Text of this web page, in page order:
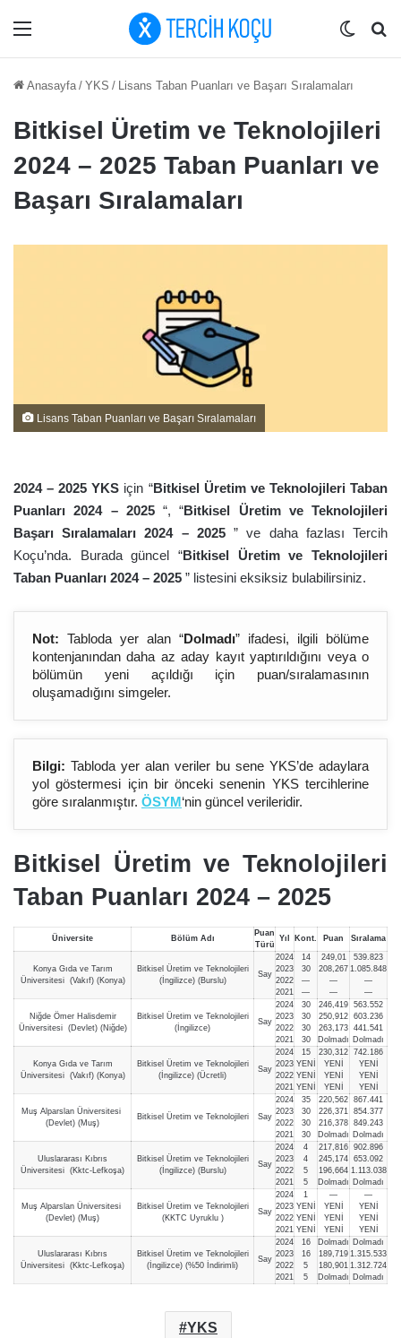
Menü Dış
Anasayfa / YKS / Lisans Taban Puanları ve Başarı Sıralamaları
Bitkisel Üretim ve Teknolojileri
2024 – 2025 Taban Puanları ve
Başarı Sıralamaları
Lisans Taban Puanları ve Başarı Sıralamaları
2024 – 2025 YKS için “Bitkisel Üretim ve Teknolojileri Taban
Puanları 2024 – 2025 “, “Bitkisel Üretim ve Teknolojileri
Başarı Sıralamaları 2024 – 2025 ” ve daha fazlası Tercih
Koçu’nda. Burada güncel “Bitkisel Üretim ve Teknolojileri
Taban Puanları 2024 – 2025 ” listesini eksiksiz bulabilirsiniz.
Not: Tabloda yer alan “Dolmadı” ifadesi, ilgili bölüme
kontenjanından daha az aday kayıt yaptırıldığını veya o
bölümün yeni açıldığı için puan/sıralamasının
oluşamadığını simgeler.
Bilgi: Tabloda yer alan veriler bu sene YKS’de adaylara
yol göstermesi için bir önceki senenin YKS tercihlerine
göre sıralanmıştır. ÖSYM‘nin güncel verileridir.
Bitkisel Üretim ve Teknolojileri
Taban Puanları 2024 – 2025
Üniversite Bölüm Adı
Puan
Türü
Yıl Kont. Puan Sıralama
Konya Gıda ve Tarım
Üniversitesi (Vakıf) (Konya)
Bitkisel Üretim ve Teknolojileri
(İngilizce) (Burslu)
Say
2024
2023
2022
2021
14
30
—
—
249,01
208,267
—
—
539.823
1.085.848
—
—
Niğde Ömer Halisdemir
Üniversitesi (Devlet) (Niğde)
Bitkisel Üretim ve Teknolojileri
(İngilizce)
Say
2024
2023
2022
2021
30
30
30
30
246,419
250,912
263,173
Dolmadı
563.552
603.236
441.541
Dolmadı
Konya Gıda ve Tarım
Üniversitesi (Vakıf) (Konya)
Bitkisel Üretim ve Teknolojileri
(İngilizce) (Ücretli)
Say
2024
2023
2022
2021
15
YENİ
YENİ
YENİ
230,312
YENİ
YENİ
YENİ
742.186
YENİ
YENİ
YENİ
Muş Alparslan Üniversitesi
(Devlet) (Muş)
Bitkisel Üretim ve Teknolojileri Say
2024
2023
2022
2021
35
30
30
30
220,562
226,371
216,378
Dolmadı
867.441
854.377
849.243
Dolmadı
Uluslararası Kıbrıs
Üniversitesi (Kktc-Lefkoşa)
Bitkisel Üretim ve Teknolojileri
(İngilizce) (Burslu)
Say
2024
2023
2022
2021
4
4
5
5
217,816
245,174
196,664
Dolmadı
902.896
653.092
1.113.038
Dolmadı
Muş Alparslan Üniversitesi
(Devlet) (Muş)
Bitkisel Üretim ve Teknolojileri
(KKTC Uyruklu )
Say
2024
2023
2022
2021
1
YENİ
YENİ
YENİ
—
YENİ
YENİ
YENİ
—
YENİ
YENİ
YENİ
Uluslararası Kıbrıs
Üniversitesi (Kktc-Lefkoşa)
Bitkisel Üretim ve Teknolojileri
(İngilizce) (%50 İndirimli)
Say
2024
2023
2022
2021
16
16
5
5
Dolmadı
189,719
180,901
Dolmadı
Dolmadı
1.315.533
1.312.724
Dolmadı
YKS